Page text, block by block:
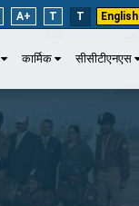
A+ T T English
कार्मिक सीसीटीएनएस